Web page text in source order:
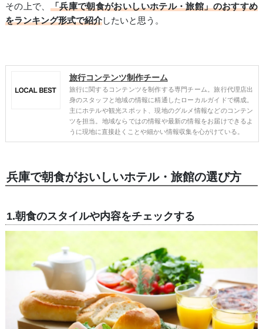
その上で、 「兵庫で朝食がおいしいホテル・旅館」のおすすめ
をランキング形式で紹介したいと思う。
旅行コンテンツ制作チーム
旅行に関するコンテンツを制作する専門チーム。旅行代理店出
身のスタッフと地域の情報に精通したローカルガイドで構成。
主にホテルや観光スポット、現地のグルメ情報などのコンテン
ツを担当。地域ならではの情報や最新の情報をお届けできるよ
うに現地に直接赴くことや細かい情報収集を心がけている。
兵庫で朝食がおいしいホテル・旅館の選び方
1.朝食のスタイルや内容をチェックする